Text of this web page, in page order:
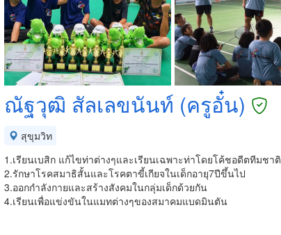
ณัฐวุฒิ สัลเลขนันท์ (ครูอั๋น)
สุขุมวิท
1.เรียนเบสิก แก้ไขท่าต่างๆและเรียนเฉพาะท่าโดยโค้ชอดีตทีมชาติ
2.รักษาโรคสมาธิสั้นและโรคตาขี้เกียจในเด็กอายุ7ปีขึ้นไป
3.ออกกำลังกายและสร้างสังคมในกลุ่มเด็กด้วยกัน
4.เรียนเพื่อแข่งขันในแมทต่างๆของสมาคมแบดมินตัน